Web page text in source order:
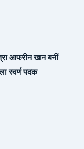
आफरीन खान बनीं
स्वर्ण पदक